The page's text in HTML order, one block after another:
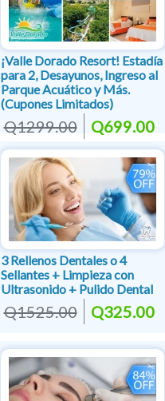
¡Valle Dorado Resort! Estadía
para 2, Desayunos, Ingreso al
Parque Acuático y Más.
(Cupones Limitados)
Q1299.00 Q699.00
3 Rellenos Dentales o 4
Sellantes + Limpieza con
Ultrasonido + Pulido Dental
Q1525.00 Q325.00